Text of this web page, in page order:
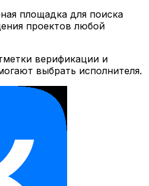
площадка для поиска
проектов любой
верификации и
выбрать исполнителя.